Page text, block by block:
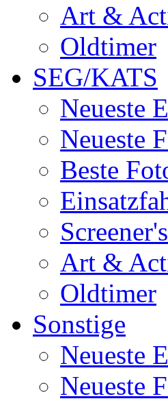
Art &
Oldtimer
SEG/KATS
Neueste
Neueste
Beste
Art &
Oldtimer
Sonstige
Neueste
Neueste